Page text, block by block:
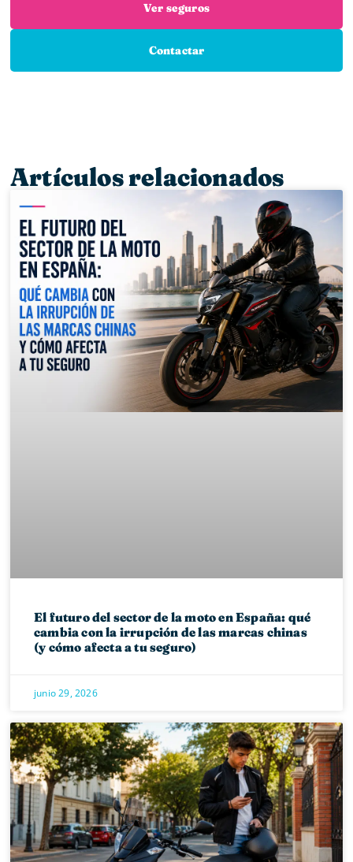
Ver seguros
Contactar
Artículos relacionados
El futuro del sector de la moto en España: qué
cambia con la irrupción de las marcas chinas
(y cómo afecta a tu seguro)
junio 29, 2026